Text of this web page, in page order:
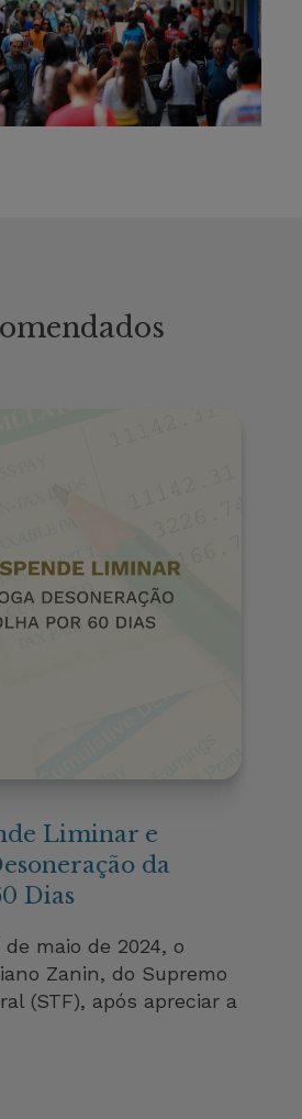
Liminar e
da
Dias
maio de 2024, o
Zanin, do Supremo
(STF), após apreciar a